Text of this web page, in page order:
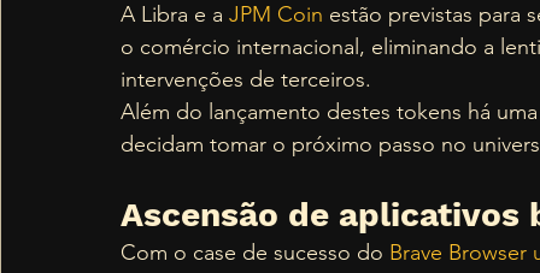
A Libra e a JPM Coin estão previstas para
o comércio internacional, eliminando a
intervenções de terceiros.
Além do lançamento destes tokens há
decidam tomar o próximo passo no
Ascensão de aplicativos
Com o case de sucesso do Brave Browser